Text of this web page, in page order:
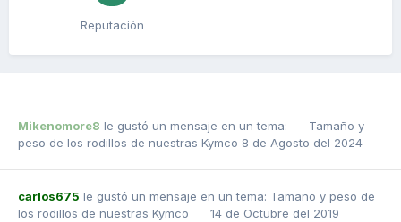
Reputación
Mikenomore8 le gustó un mensaje en un tema:
Tamaño y
peso de los rodillos de nuestras Kymco 8 de Agosto del 2024
carlos675 le gustó un mensaje en un tema: Tamaño y peso de
los rodillos de nuestras Kymco
14 de Octubre del 2019